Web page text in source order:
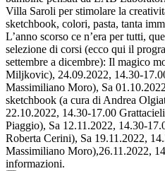
Villa Saroli per stimolare la
sketchbook, colori, pasta, tanta
L’anno scorso ce n’era per tutti,
selezione di corsi (ecco qui il
settembre a dicembre): Il magico
Miljkovic), 24.09.2022, 14.30-
Massimiliano Moro), Sa
sketchbook (a cura di Andrea
22.10.2022, 14.30-17.00
Piaggio), Sa 12.11.2022, 14.30-
Roberta Cerini), Sa 19.11.2022,
Massimiliano Moro),26.11.2022,
informazioni.